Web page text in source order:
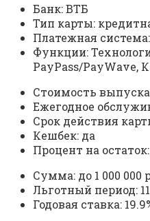
Банк: ВТБ
Тип карты:
Платежная система:
Функции:
PayPass/PayWave,
Стоимость
Ежегодное
Срок действия
Кешбек: да
Процент на
Сумма: до 1 000 000
Льготный период:
Годовая ставка: